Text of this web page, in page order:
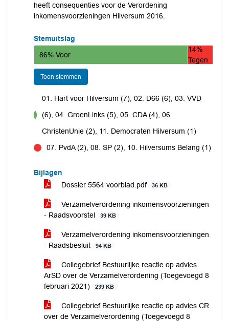
heeft consequenties voor de Verordening
inkomensvoorzieningen Hilversum 2016.
Stemuitslag
86% Voor
14%
Tegen
Toon stemmen
01. Hart voor Hilversum (7), 02. D66 (6), 03. VVD
(6), 04. GroenLinks (5), 05. CDA (4), 06.
ChristenUnie (2), 11. Democraten Hilversum (1)
07. PvdA (2), 08. SP (2), 10. Hilversums Belang (1)
Bijlagen
Dossier 5564 voorblad.pdf
36 KB
Verzamelverordening inkomensvoorzieningen
- Raadsvoorstel
39 KB
Verzamelverordening inkomensvoorzieningen
- Raadsbesluit
94 KB
Collegebrief Bestuurlijke reactie op advies
ArSD over de Verzamelverordening (Toegevoegd 8
februari 2021)
239 KB
Collegebrief Bestuurlijke reactie op advies CR
over de Verzamelverordening (Toegevoegd 8